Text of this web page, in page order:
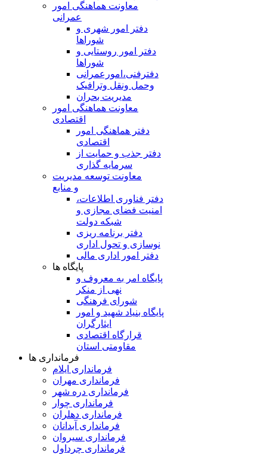
معاونت هماهنگی امور
عمرانی
دفتر امور شهری و
شوراها
دفتر امور روستایی و
شوراها
دفترفنی،امورعمرانی
وحمل ونقل وترافيک
مدیریت بحران
معاونت هماهنگی امور
اقتصادی
دفتر هماهنگی امور
اقتصادی
دفتر جذب و حمایت از
سرمایه گذاری
معاونت توسعه مدیریت
و منابع
دفتر فناوری اطلاعات،
امنیت فضای مجازی و
شبکه دولت
دفتر برنامه ریزی
نوسازی و تحول اداری
دفتر امور اداری مالی
پایگاه ها
پایگاه امر به معروف و
نهی از منکر
شورای فرهنگی
پایگاه بنیاد شهید و امور
ایثارگران
قرارگاه اقتصادی
مقاومتی استان
فرمانداری ها
فرمانداری ایلام
فرمانداری مهران
فرمانداری دره شهر
فرمانداری چوار
فرمانداری دهلران
فرمانداری آبدانان
فرمانداری سیروان
فرمانداری چرداول